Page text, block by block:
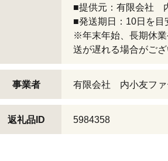
■提供元：有限会社
■発送期日：10日を目
※年末年始、長期休
送が遅れる場合がござ
事業者 有限会社 内小友ファ
返礼品ID 5984358